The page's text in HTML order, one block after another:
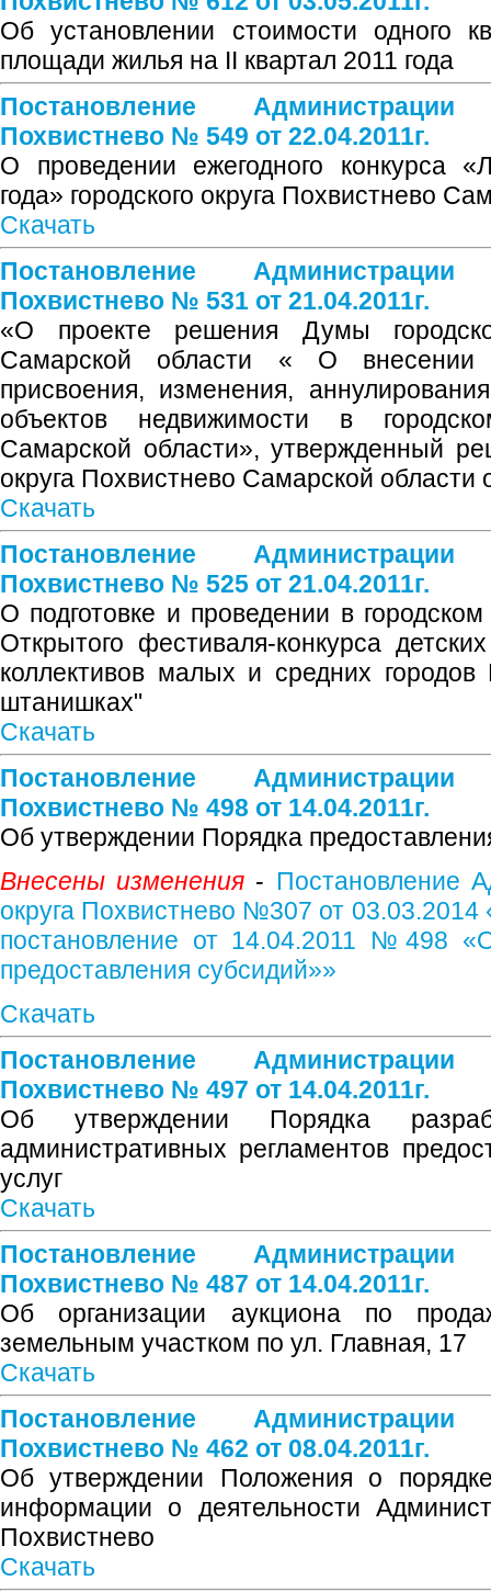
Об установлении стоимости одного
площади жилья на II квартал 2011 года
Постановление
Похвистнево № 549 от 22.04.2011г.
О проведении ежегодного конкурса
года» городского округа Похвистнево
Скачать
Постановление
Похвистнево № 531 от 21.04.2011г.
«О проекте решения Думы
Самарской области « О внесении
присвоения, изменения,
объектов недвижимости в
Самарской области», утвержденный
округа Похвистнево Самарской
Скачать
Постановление
Похвистнево № 525 от 21.04.2011г.
О подготовке и проведении в
Открытого фестиваля-конкурса
коллективов малых и средних
штанишках"
Скачать
Постановление
Похвистнево № 498 от 14.04.2011г.
Об утверждении Порядка
Внесены изменения - Постановление
округа Похвистнево №307 от
постановление от 14.04.2011 №498
предоставления субсидий»»
Скачать
Постановление
Похвистнево № 497 от 14.04.2011г.
Об утверждении Порядка
административных регламентов
услуг
Скачать
Постановление
Похвистнево № 487 от 14.04.2011г.
Об организации аукциона по
земельным участком по ул. Главная, 17
Скачать
Постановление
Похвистнево № 462 от 08.04.2011г.
Об утверждении Положения о
информации о деятельности
Похвистнево
Скачать